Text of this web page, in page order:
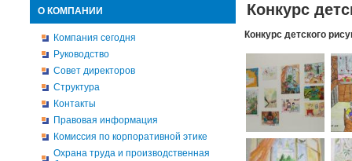
О КОМПАНИИ
Компания сегодня
Руководство
Совет директоров
Структура
Контакты
Правовая информация
Комиссия по корпоративной этике
Охрана труда и производственная
Конкурс
Конкурс детского